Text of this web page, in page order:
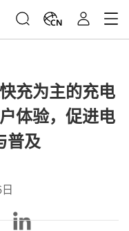
CN
充为主的充电
体验，促进电
普及